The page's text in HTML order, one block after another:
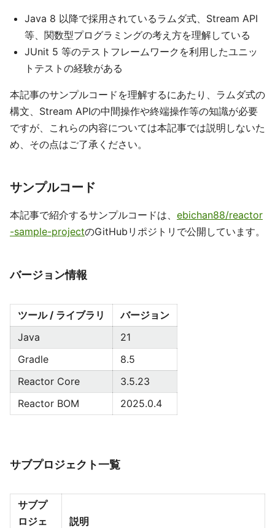
Java 8 以降で採用されているラムダ式、Stream API
等、関数型プログラミングの考え方を理解している
JUnit 5 等のテストフレームワークを利用したユニッ
トテストの経験がある
本記事のサンプルコードを理解するにあたり、ラムダ式の
構文、Stream APIの中間操作や終端操作等の知識が必要
ですが、これらの内容については本記事では説明しないた
め、その点はご了承ください。
サンプルコード
本記事で紹介するサンプルコードは、 ebichan88/reactor
-sample-projectのGitHubリポジトリで公開しています。
バージョン情報
ツール / ライブラリ
バージョン
Java
21
Gradle
8.5
Reactor Core
3.5.23
Reactor BOM
2025.0.4
サブプロジェクト一覧
サブプ
ロジェ
説明